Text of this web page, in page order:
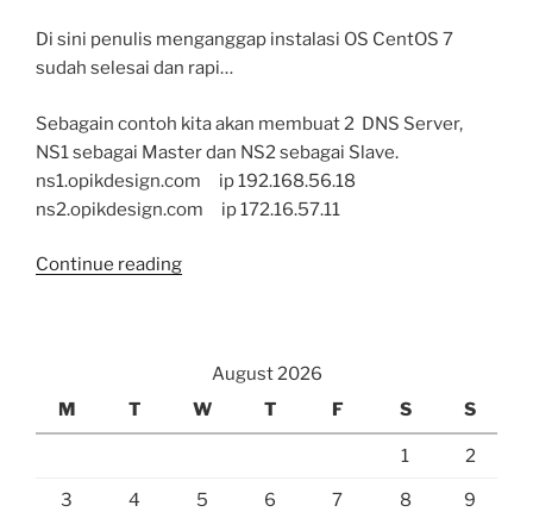
Di sini penulis menganggap instalasi OS CentOS 7
sudah selesai dan rapi…
Sebagain contoh kita akan membuat 2 DNS Server,
NS1 sebagai Master dan NS2 sebagai Slave.
ns1.opikdesign.com ip 192.168.56.18
ns2.opikdesign.com ip 172.16.57.11
Continue reading“Install
CentOS
dengan
Slave”
August 2026
M
T W T F S S
1 2
3 4 5 6 7 8 9